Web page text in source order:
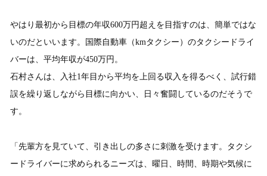
やはり最初から目標の年収600万円超えを目指すのは、簡単ではな
いのだといいます。国際自動車（kmタクシー）のタクシードライ
バーは、平均年収が450万円。
石村さんは、入社1年目から平均を上回る収入を得るべく、試行錯
誤を繰り返しながら目標に向かい、日々奮闘しているのだそうで
す。
「先輩方を見ていて、引き出しの多さに刺激を受けます。タクシ
ードライバーに求められるニーズは、曜日、時間、時期や気候に